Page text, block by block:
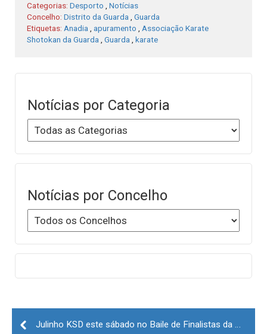
Categorias: Desporto , Notícias
Concelho: Distrito da Guarda, Guarda
Etiquetas: Anadia, apuramento , Associação Karate
Shotokan da Guarda, Guarda, karate
Notícias por Categoria
Notícias por Concelho
Post
navigation
Julinho KSD este sábado no Baile de Finalistas da Escola Secundária Afonso de Albuquerque na Guarda